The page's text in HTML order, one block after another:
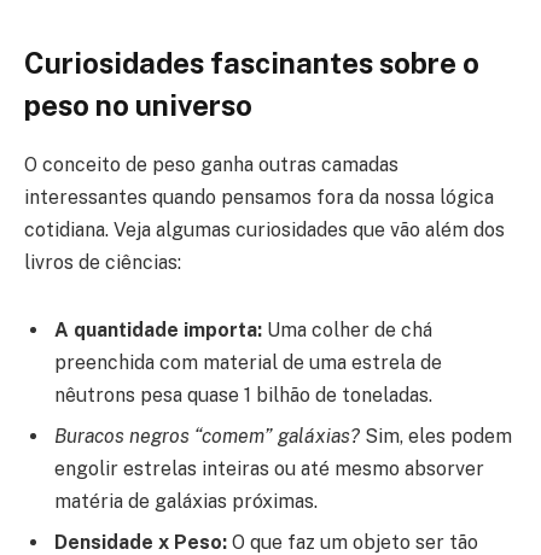
Curiosidades fascinantes sobre o
peso no universo
O conceito de peso ganha outras camadas
interessantes quando pensamos fora da nossa lógica
cotidiana. Veja algumas curiosidades que vão além dos
livros de ciências:
A quantidade importa: Uma colher de chá
preenchida com material de uma estrela de
nêutrons pesa quase 1 bilhão de toneladas.
Buracos negros “comem” galáxias? Sim, eles podem
engolir estrelas inteiras ou até mesmo absorver
matéria de galáxias próximas.
Densidade x Peso: O que faz um objeto ser tão